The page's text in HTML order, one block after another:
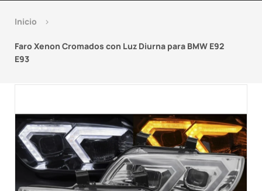
Inicio
Faro Xenon Cromados con Luz Diurna para BMW E92
E93